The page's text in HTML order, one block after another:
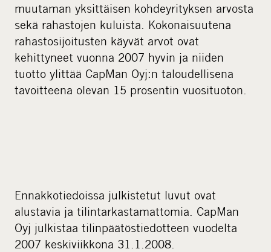
muutaman yksittäisen kohdeyrityksen arvosta
sekä rahastojen kuluista. Kokonaisuutena
rahastosijoitusten käyvät arvot ovat
kehittyneet vuonna 2007 hyvin ja niiden
tuotto ylittää CapMan Oyj:n taloudellisena
tavoitteena olevan 15 prosentin vuosituoton.
Ennakkotiedoissa julkistetut luvut ovat
alustavia ja tilintarkastamattomia. CapMan
Oyj julkistaa tilinpäätöstiedotteen vuodelta
2007 keskiviikkona 31.1.2008.